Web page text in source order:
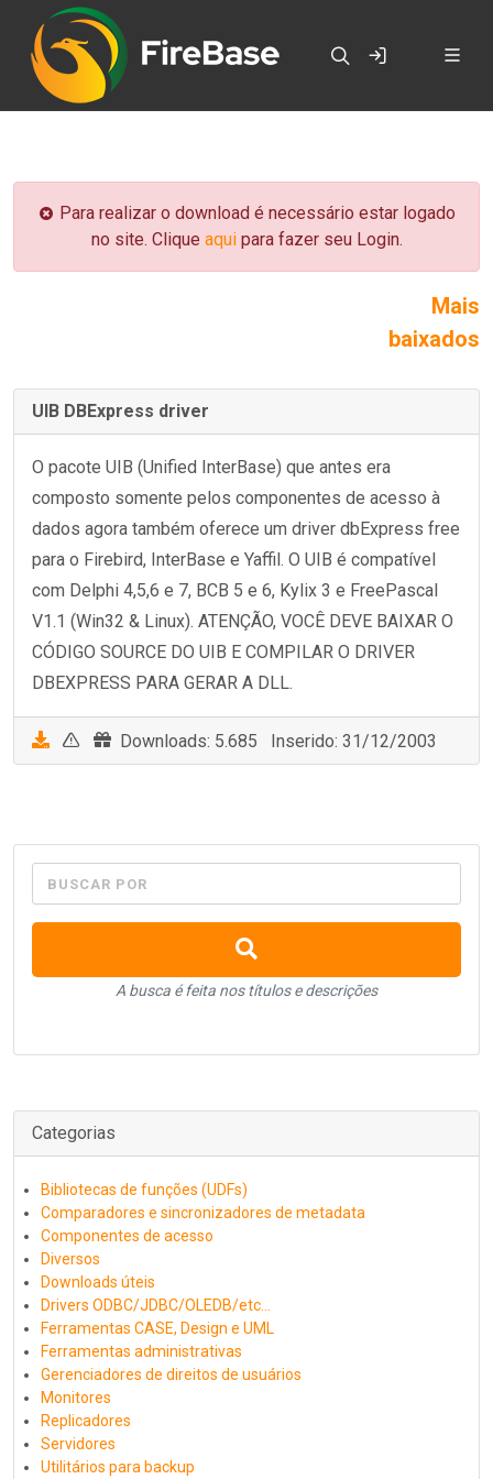
Para realizar o download é necessário estar logado
no site. Clique aquipara fazer seu Login.
Mais
baixados
UIB DBExpress driver
O pacote UIB (Unified InterBase) que antes era
composto somente pelos componentes de acesso à
dados agora também oferece um driver dbExpress free
para o Firebird, InterBase e Yaffil. O UIB é compatível
com Delphi 4,5,6 e 7, BCB 5 e 6, Kylix 3 e FreePascal
V1.1 (Win32 & Linux). ATENÇÃO, VOCÊ DEVE BAIXAR O
CÓDIGO SOURCE DO UIB E COMPILAR O DRIVER
DBEXPRESS PARA GERAR A DLL.
Downloads: 5.685 Inserido: 31/12/2003
BUSCAR POR
A busca é feita nos títulos e descrições
Categorias
Bibliotecas de funções (UDFs)
Comparadores e sincronizadores de metadata
Componentes de acesso
Diversos
Downloads úteis
Drivers ODBC/JDBC/OLEDB/etc...
Ferramentas CASE, Design e UML
Ferramentas administrativas
Gerenciadores de direitos de usuários
Monitores
Replicadores
Servidores
Utilitários para backup